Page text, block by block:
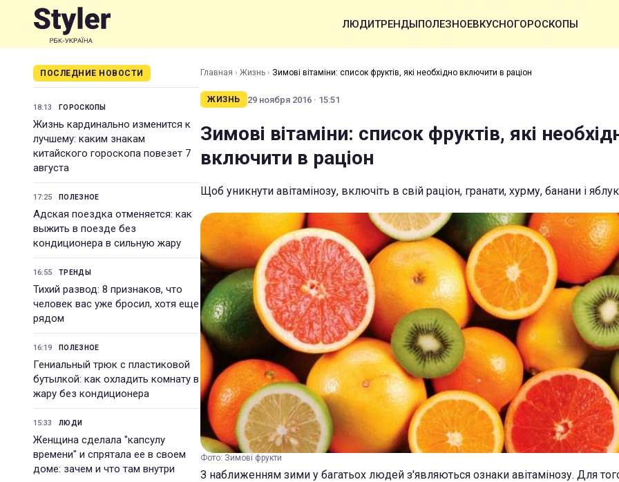
ЛЮДИТРЕНДЫПОЛЕЗНОЕВКУСНОГОРОСКОПЫ
ПОСЛЕДНИЕ НОВОСТИ
18:13 ГОРОСКОПЫ
Жизнь кардинально изменится к
лучшему: каким знакам
китайского гороскопа повезет 7
августа
17:25 ПОЛЕЗНОЕ
Адская поездка отменяется: как
выжить в поезде без
кондиционера в сильную жару
16:55 ТРЕНДЫ
Тихий развод: 8 признаков, что
человек вас уже бросил, хотя еще
рядом
16:19 ПОЛЕЗНОЕ
Гениальный трюк с пластиковой
бутылкой: как охладить комнату в
жару без кондиционера
15:33 ЛЮДИ
Женщина сделала "капсулу
времени" и спрятала ее в своем
доме: зачем и что там внутри
Главная › Жизнь › Зимові вітаміни: список фруктів, які необхідно включити в раціон
ЖИЗНЬ 29 ноября 2016 · 15:51
Зимові вітаміни: список фруктів, які
включити в раціон
Щоб уникнути авітамінозу, включіть в свій раціон, гранати, хурму, банани і
Фото: Зимові фрукти
З наближенням зими у багатьох людей з'являються ознаки авітамінозу. Для